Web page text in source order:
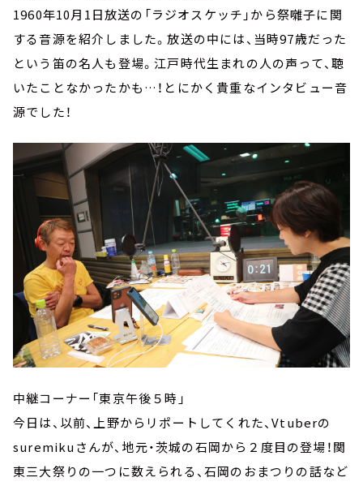
1960年10月1日放送の「ラジオスケッチ」から祭囃子に関
する音源を紹介しました。放送の中には、当時97歳だった
という笛の名人も登場。江戸時代生まれの人の声って、聴
いたことなかったかも…！とにかく貴重なインタビュー音
源でした！
中継コーナー「東京午後５時」
今日は、以前、上野からリポートしてくれた、Vtuberの
suremikuさんが、地元・茨城の石岡から２度目の登場！関
東三大祭りの一つに数えられる、石岡のおまつりの話など